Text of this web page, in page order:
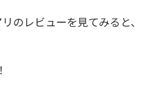
のレビューを見てみると、